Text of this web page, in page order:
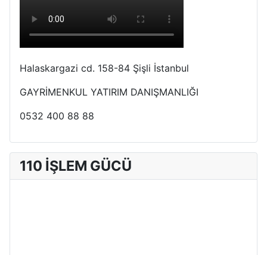
Halaskargazi cd. 158-84 Şişli İstanbul
GAYRİMENKUL YATIRIM DANIŞMANLIĞI
0532 400 88 88
110 İŞLEM GÜCÜ